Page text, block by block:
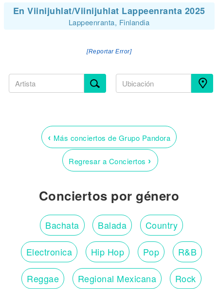
En Viinijuhlat/Viinijuhlat Lappeenranta 2025
Lappeenranta, Finlandia
[Reportar Error]
‹ Más conciertos de Grupo Pandora
Regresar a Conciertos ›
Conciertos por género
Bachata Balada Country
Electronica Hip Hop Pop R&B
Reggae Regional Mexicana Rock